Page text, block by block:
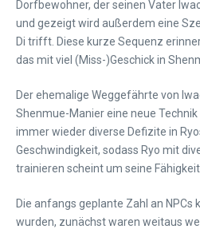
Dorfbewohner, der seinen Vater
und gezeigt wird außerdem eine
Di trifft. Diese kurze Sequenz
das mit viel (Miss-)Geschick in
Der ehemalige Weggefährte von
Shenmue-Manier eine neue
immer wieder diverse Defizite in
Geschwindigkeit, sodass Ryo mit
trainieren scheint um seine
Die anfangs geplante Zahl an
wurden, zunächst waren weitaus